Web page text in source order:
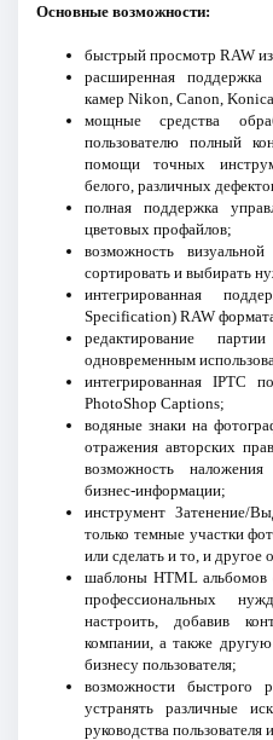
Основные возможности:
быстрый просмотр RAW
расширенная
камер Nikon, Canon,
мощные средства
пользователю полный
помощи точных
белого, различных
полная поддержка
цветовых профайлов;
возможность
сортировать и выбирать
интегрированная
Specification) RAW
редактирование
одновременным
интегрированная IPTC
PhotoShop Captions;
водяные знаки на
отражения авторских
возможность
бизнес-информации;
инструмент Затенение/
только темные участки
или сделать и то, и другое
шаблоны HTML альбомов
профессиональных
настроить, добавив
компании, а также
бизнесу пользователя;
возможности быстрого
устранять различные
руководства